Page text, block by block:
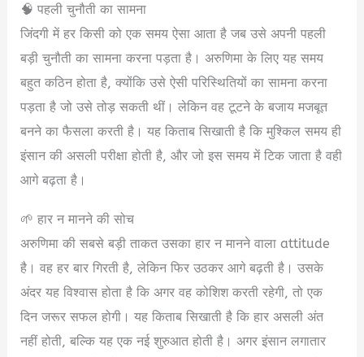
🧠 पहली चुनौती का सामना
जिंदगी में हर किसी को एक समय ऐसा आता है जब उसे अपनी पहली
बड़ी चुनौती का सामना करना पड़ता है। अरुणिमा के लिए यह समय
बहुत कठिन होता है, क्योंकि उसे ऐसी परिस्थितियों का सामना करना
पड़ता है जो उसे तोड़ सकती थीं। लेकिन वह टूटने के बजाय मजबूत
बनने का फैसला करती है। यह किताब सिखाती है कि मुश्किल समय ही
इंसान की असली परीक्षा होती है, और जो इस समय में टिक जाता है वही
आगे बढ़ता है।
🌱 हार न मानने की सोच
अरुणिमा की सबसे बड़ी ताकत उसका हार न मानने वाला attitude
है। वह हर बार गिरती है, लेकिन फिर उठकर आगे बढ़ती है। उसके
अंदर यह विश्वास होता है कि अगर वह कोशिश करती रहेगी, तो एक
दिन जरूर सफल होगी। यह किताब सिखाती है कि हार असली अंत
नहीं होती, बल्कि यह एक नई शुरुआत होती है। अगर इंसान लगातार